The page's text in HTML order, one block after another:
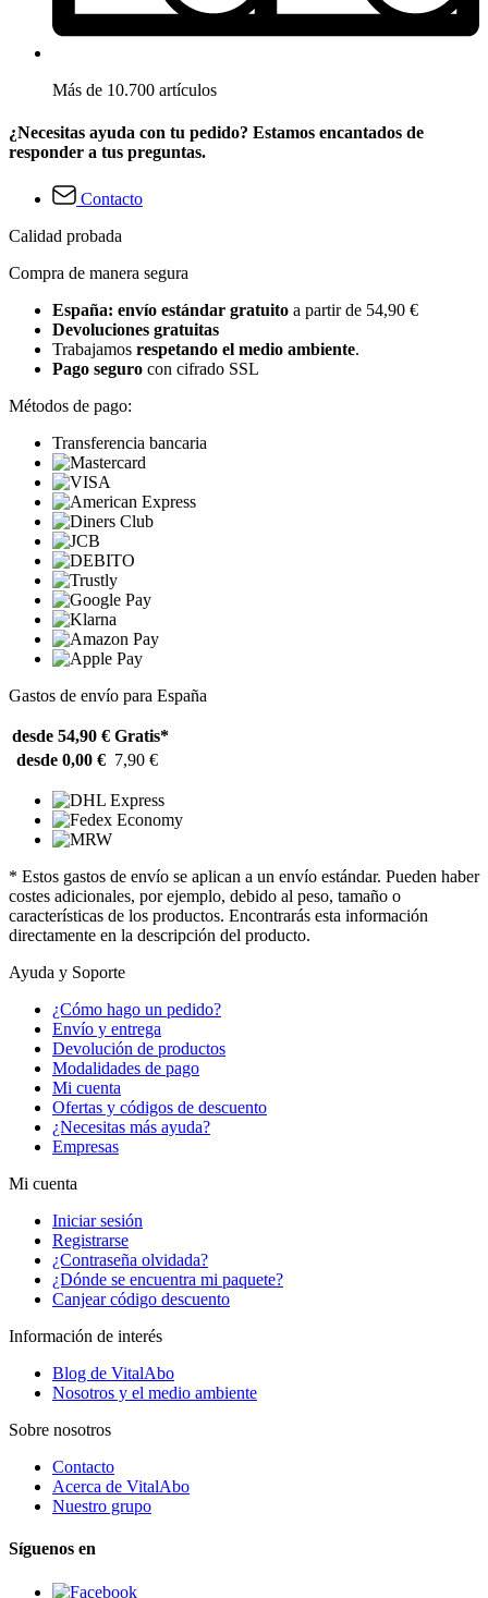
Más de 10.700 artículos
¿Necesitas ayuda con tu pedido? Estamos encantados de
responder a tus preguntas.
Contacto
Calidad probada
Compra de manera segura
España: envío estándar gratuito a partir de 54,90 €
Devoluciones gratuitas
Trabajamos respetando el medio ambiente.
Pago seguro con cifrado SSL
Métodos de pago:
Transferencia bancaria
Gastos de envío para España
desde 54,90 € Gratis*
desde 0,00 € 7,90 €
* Estos gastos de envío se aplican a un envío estándar. Pueden haber
costes adicionales, por ejemplo, debido al peso, tamaño o
características de los productos. Encontrarás esta información
directamente en la descripción del producto.
Ayuda y Soporte
¿Cómo hago un pedido?
Envío y entrega
Devolución de productos
Modalidades de pago
Mi cuenta
Ofertas y códigos de descuento
¿Necesitas más ayuda?
Empresas
Mi cuenta
Iniciar sesión
Registrarse
¿Contraseña olvidada?
¿Dónde se encuentra mi paquete?
Canjear código descuento
Información de interés
Blog de VitalAbo
Nosotros y el medio ambiente
Sobre nosotros
Contacto
Acerca de VitalAbo
Nuestro grupo
Síguenos en